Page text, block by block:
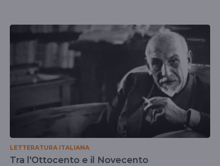
LETTERATURA ITALIANA
Tra l'Ottocento e il Novecento